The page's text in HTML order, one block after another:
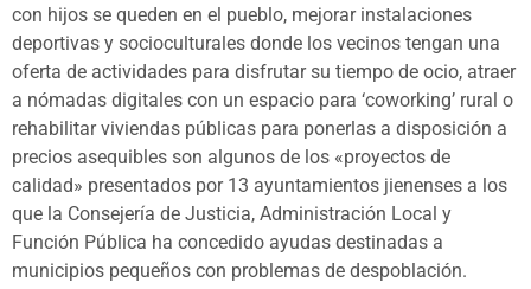
con hijos se queden en el pueblo, mejorar instalaciones
deportivas y socioculturales donde los vecinos tengan una
oferta de actividades para disfrutar su tiempo de ocio, atraer
a nómadas digitales con un espacio para ‘coworking’ rural o
rehabilitar viviendas públicas para ponerlas a disposición a
precios asequibles son algunos de los «proyectos de
calidad» presentados por 13 ayuntamientos jienenses a los
que la Consejería de Justicia, Administración Local y
Función Pública ha concedido ayudas destinadas a
municipios pequeños con problemas de despoblación.